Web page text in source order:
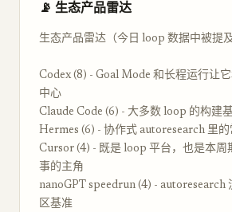
📡 生态产品雷达
生态产品雷达（今日 loop 数据中被提及
Codex (8) - Goal Mode 和长程运行让
中心
Claude Code (6) - 大多数 loop 的构建
Hermes (6) - 协作式 autoresearch 里
Cursor (4) - 既是 loop 平台，也是本周
事的主角
nanoGPT speedrun (4) - autoresearch
区基准